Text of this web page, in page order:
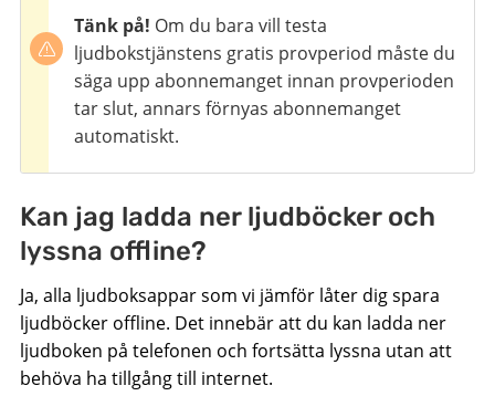
Tänk på! Om du bara vill testa
ljudbokstjänstens gratis provperiod måste du
säga upp abonnemanget innan provperioden
tar slut, annars förnyas abonnemanget
automatiskt.
Kan jag ladda ner ljudböcker och
lyssna offline?
Ja, alla ljudboksappar som vi jämför låter dig spara
ljudböcker offline. Det innebär att du kan ladda ner
ljudboken på telefonen och fortsätta lyssna utan att
behöva ha tillgång till internet.